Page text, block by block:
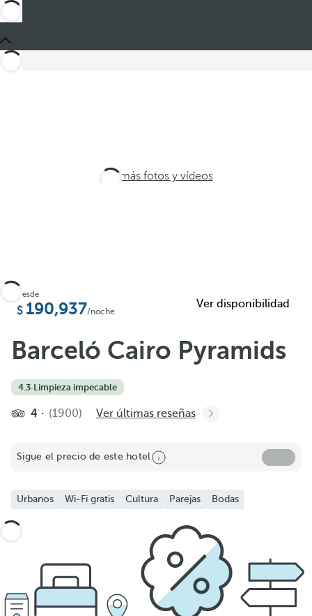
Ver más fotos y vídeos
Desde
190,937/noche
Ver disponibilidad
Barceló Cairo Pyramids
4.3·Limpieza impecable
4 (1900) Ver últimas reseñas
Sigue el precio de este hotel
Urbanos Wi-Fi gratis Cultura Parejas Bodas